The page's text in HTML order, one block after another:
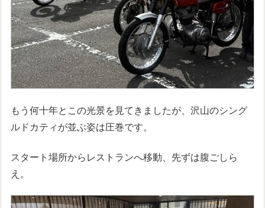
もう何十年とこの光景を見てきましたが、沢山のシング
ルドカティが並ぶ姿は圧巻です。
スタート場所からレストランへ移動、先ずは腹ごしら
え。